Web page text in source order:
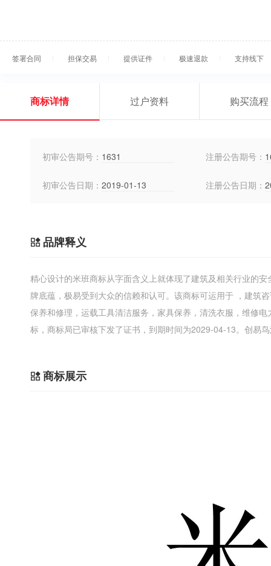
签署合同 担保交易 提供证件 极速退款 支持线下
商标详情 过户资料 购买流程
初审公告期号： 1631 注册公告期号：
初审公告日期： 2019-01-13 注册公告日期：
品牌释义
精心设计的米班商标从字面含义上就体现了建筑及相关行业的
牌底蕴，极易受到大众的信赖和认可。该商标可运用于 ，建筑
保养和修理，运载工具清洁服务，家具保养，清洗衣服，维修
标，商标局已审核下发了证书，到期时间为2029-04-13。创易
商标展示